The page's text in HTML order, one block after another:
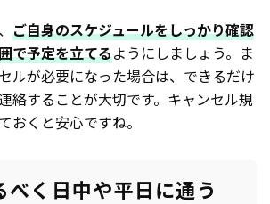
ご自身のスケジュールをしっかり確認
で予定を立てるようにしましょう。ま
ルが必要になった場合は、できるだけ
絡することが大切です。キャンセル規
おくと安心ですね。
く日中や平日に通う